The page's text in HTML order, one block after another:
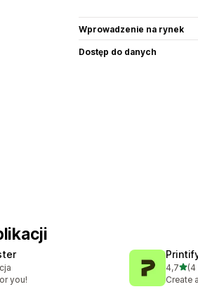
Wprowadzenie na rynek
Dostęp do danych
you!
4,7na(4
Łączna
Create